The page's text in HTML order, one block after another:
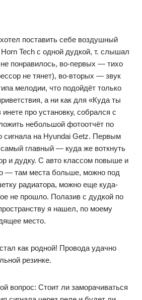
поставить себе воздушный
Tech с одной дудкой, т. слышал
понравилось, во-первых — тихо
не тянет), во-вторых — звук
мелодии, что подойдёт только
а ни как для «Куда ты
про установку, собрался с
небольшой фотоотчёт по
сигнала на Hyundai Getz. Первым
главный — куда же воткнуть
и дудку. С авто классом повыше и
— там места больше, можно под
радиатора, можно еще куда-
не прошло. Полазив с дудкой по
я нашел, по моему
место.
как родной! Провода удачно
резинке.
вопрос: Стоит ли заморачиваться